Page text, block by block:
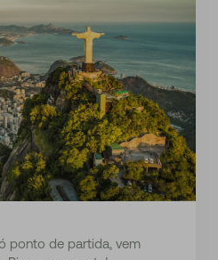
ponto de partida, vem